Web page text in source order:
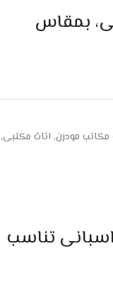
بمقاس
مكاتب مودرن, اثاث مكتبى,
اسبانى تناسب